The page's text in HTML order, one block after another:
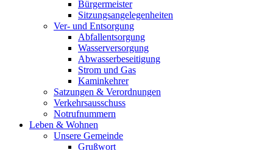
Bürgermeister
Sitzungsangelegenheiten
Ver- und Entsorgung
Abfallentsorgung
Wasserversorgung
Abwasserbeseitigung
Strom und Gas
Kaminkehrer
Satzungen & Verordnungen
Verkehrsausschuss
Notrufnummern
Leben & Wohnen
Unsere Gemeinde
Grußwort